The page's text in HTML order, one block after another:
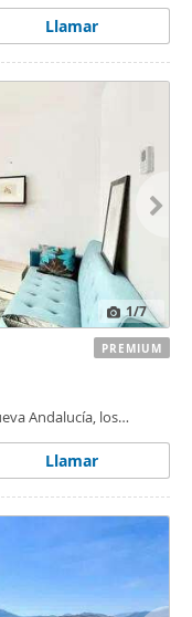
Llamar
1/7
Andalucía, los
Llamar
PREMIUM